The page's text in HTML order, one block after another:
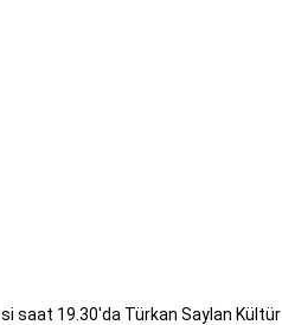
saat 19.30'da Türkan Saylan Kültür